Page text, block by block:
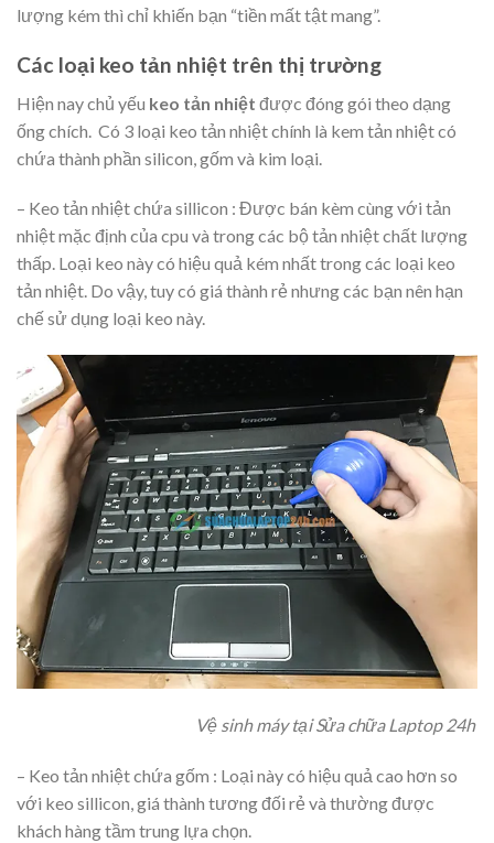
lượng kém thì chỉ khiến bạn “tiền mất tật mang”.
Các loại keo tản nhiệt trên thị trường
Hiện nay chủ yếu keo tản nhiệt được đóng gói theo dạng
ống chích. Có 3 loại keo tản nhiệt chính là kem tản nhiệt có
chứa thành phần silicon, gốm và kim loại.
– Keo tản nhiệt chứa sillicon : Được bán kèm cùng với tản
nhiệt mặc định của cpu và trong các bộ tản nhiệt chất lượng
thấp. Loại keo này có hiệu quả kém nhất trong các loại keo
tản nhiệt. Do vậy, tuy có giá thành rẻ nhưng các bạn nên hạn
chế sử dụng loại keo này.
Vệ sinh máy tại Sửa chữa Laptop 24h
– Keo tản nhiệt chứa gốm : Loại này có hiệu quả cao hơn so
với keo sillicon, giá thành tương đối rẻ và thường được
khách hàng tầm trung lựa chọn.